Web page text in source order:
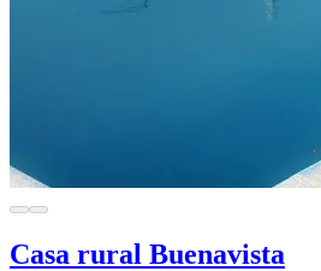
Casa rural Buenavista